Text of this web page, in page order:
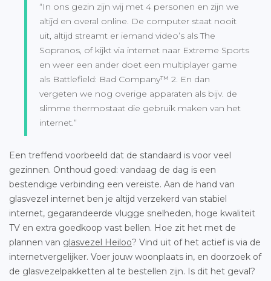
“In ons gezin zijn wij met 4 personen en zijn we
altijd en overal online. De computer staat nooit
uit, altijd streamt er iemand video’s als The
Sopranos, of kijkt via internet naar Extreme Sports
en weer een ander doet een multiplayer game
als Battlefield: Bad Company™ 2. En dan
vergeten we nog overige apparaten als bijv. de
slimme thermostaat die gebruik maken van het
internet.”
Een treffend voorbeeld dat de standaard is voor veel
gezinnen. Onthoud goed: vandaag de dag is een
bestendige verbinding een vereiste. Aan de hand van
glasvezel internet ben je altijd verzekerd van stabiel
internet, gegarandeerde vlugge snelheden, hoge kwaliteit
TV en extra goedkoop vast bellen. Hoe zit het met de
plannen van glasvezel Heiloo? Vind uit of het actief is via de
internetvergelijker. Voer jouw woonplaats in, en doorzoek of
de glasvezelpakketten al te bestellen zijn. Is dit het geval?